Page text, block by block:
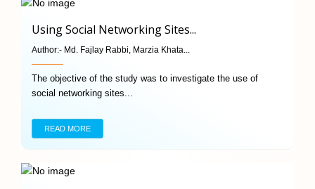
Using Social Networking Sites...
Author:- Md. Fajlay Rabbi, Marzia Khata...
The objective of the study was to investigate the use of
social networking sites...
READ MORE